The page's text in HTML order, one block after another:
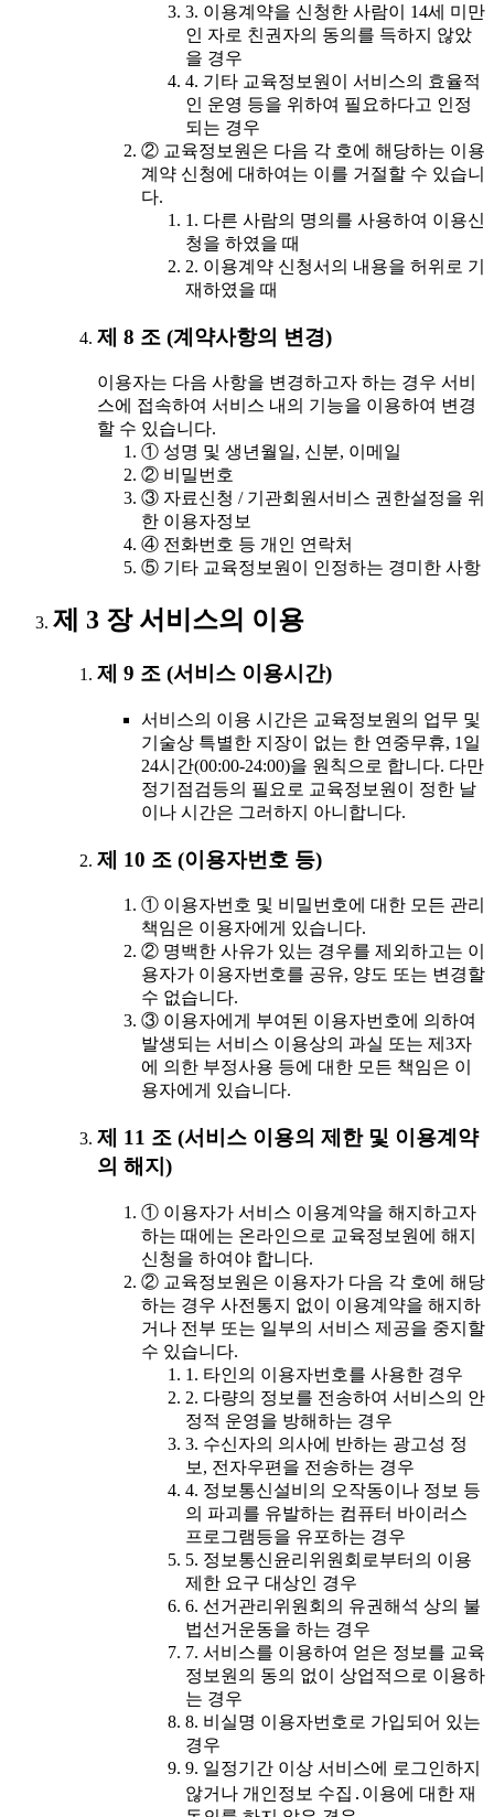
3. 이용계약을 신청한 사람이 14세 미만
인 자로 친권자의 동의를 득하지 않았
을 경우
4. 기타 교육정보원이 서비스의 효율적
인 운영 등을 위하여 필요하다고 인정
되는 경우
② 교육정보원은 다음 각 호에 해당하는 이용
계약 신청에 대하여는 이를 거절할 수 있습니
다.
1. 다른 사람의 명의를 사용하여 이용신
청을 하였을 때
2. 이용계약 신청서의 내용을 허위로 기
재하였을 때
제 8 조 (계약사항의 변경)
이용자는 다음 사항을 변경하고자 하는 경우 서비
스에 접속하여 서비스 내의 기능을 이용하여 변경
할 수 있습니다.
① 성명 및 생년월일, 신분, 이메일
② 비밀번호
③ 자료신청 / 기관회원서비스 권한설정을 위
한 이용자정보
④ 전화번호 등 개인 연락처
⑤ 기타 교육정보원이 인정하는 경미한 사항
제 3 장 서비스의 이용
제 9 조 (서비스 이용시간)
서비스의 이용 시간은 교육정보원의 업무 및
기술상 특별한 지장이 없는 한 연중무휴, 1일
24시간(00:00-24:00)을 원칙으로 합니다. 다만
정기점검등의 필요로 교육정보원이 정한 날
이나 시간은 그러하지 아니합니다.
제 10 조 (이용자번호 등)
① 이용자번호 및 비밀번호에 대한 모든 관리
책임은 이용자에게 있습니다.
② 명백한 사유가 있는 경우를 제외하고는 이
용자가 이용자번호를 공유, 양도 또는 변경할
수 없습니다.
③ 이용자에게 부여된 이용자번호에 의하여
발생되는 서비스 이용상의 과실 또는 제3자
에 의한 부정사용 등에 대한 모든 책임은 이
용자에게 있습니다.
제 11 조 (서비스 이용의 제한 및 이용계약
의 해지)
① 이용자가 서비스 이용계약을 해지하고자
하는 때에는 온라인으로 교육정보원에 해지
신청을 하여야 합니다.
② 교육정보원은 이용자가 다음 각 호에 해당
하는 경우 사전통지 없이 이용계약을 해지하
거나 전부 또는 일부의 서비스 제공을 중지할
수 있습니다.
1. 타인의 이용자번호를 사용한 경우
2. 다량의 정보를 전송하여 서비스의 안
정적 운영을 방해하는 경우
3. 수신자의 의사에 반하는 광고성 정
보, 전자우편을 전송하는 경우
4. 정보통신설비의 오작동이나 정보 등
의 파괴를 유발하는 컴퓨터 바이러스
프로그램등을 유포하는 경우
5. 정보통신윤리위원회로부터의 이용
제한 요구 대상인 경우
6. 선거관리위원회의 유권해석 상의 불
법선거운동을 하는 경우
7. 서비스를 이용하여 얻은 정보를 교육
정보원의 동의 없이 상업적으로 이용하
는 경우
8. 비실명 이용자번호로 가입되어 있는
경우
9. 일정기간 이상 서비스에 로그인하지
않거나 개인정보 수집․이용에 대한 재